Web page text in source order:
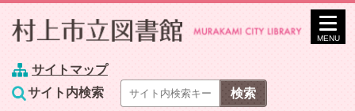
サイトマップ
サイト内検索
MENU